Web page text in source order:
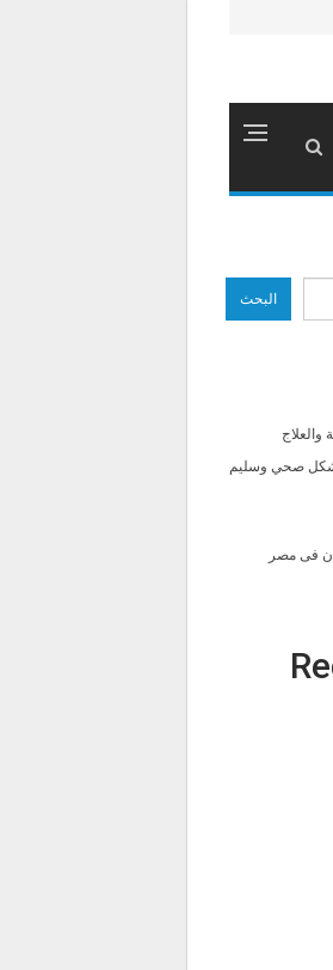
البحث
بشكل صحي وسليم
فى مصر